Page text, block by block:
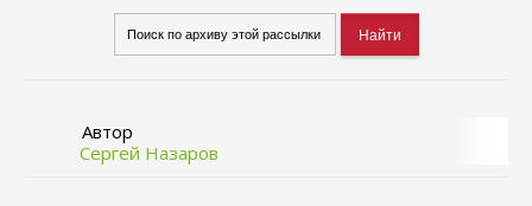
Автор
Сергей Назаров